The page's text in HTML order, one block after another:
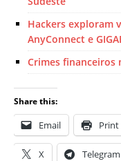
Hackers exploram
AnyConnect e
Crimes financeiros
Share this:
Email Print
X Telegram